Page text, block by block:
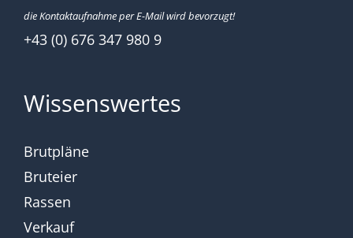
die Kontaktaufnahme per E-Mail wird bevorzugt!
+43 (0) 676 347 980 9
Wissenswertes
Brutpläne
Bruteier
Rassen
Verkauf